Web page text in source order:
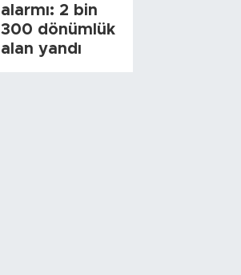
alarmı: 2 bin
300 dönümlük
alan yandı